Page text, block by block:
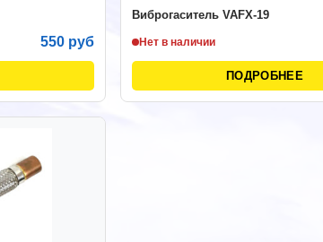
550 руб
Виброгаситель VAFX-19
Нет в наличии
ПОДРОБНЕЕ